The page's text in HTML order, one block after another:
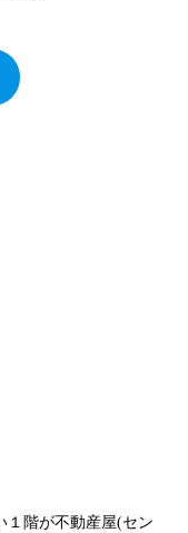
階が不動産屋(セン